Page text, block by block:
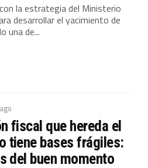
la estrategia del Ministerio
desarrollar el yacimiento de
una de...
fiscal que hereda el
tiene bases frágiles:
del buen momento